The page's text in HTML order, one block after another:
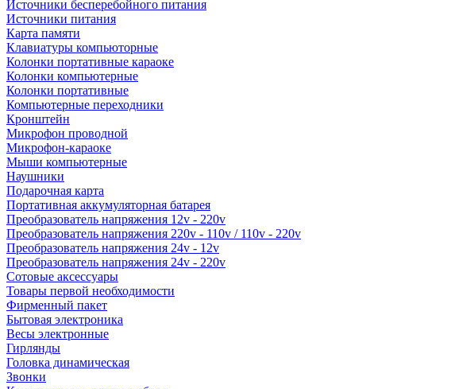
Источники бесперебойного питания
Источники питания
Карта памяти
Клавиатуры компьюторные
Колонки портативные караоке
Колонки компьютерные
Колонки портативные
Компьютерные переходники
Кронштейн
Микрофон проводной
Микрофон-караоке
Мыши компьютерные
Наушники
Подарочная карта
Портативная аккумуляторная батарея
Преобразователь напряжения 12v - 220v
Преобразователь напряжения 220v - 110v / 110v - 220v
Преобразователь напряжения 24v - 12v
Преобразователь напряжения 24v - 220v
Сотовые аксессуары
Товары первой необходимости
Фирменный пакет
Бытовая электроника
Весы электронные
Гирлянды
Головка динамическая
Звонки